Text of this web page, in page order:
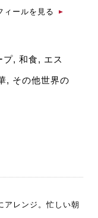
ィールを見る
プ, 和食, エス
, その他世界の
アレンジ。忙しい朝